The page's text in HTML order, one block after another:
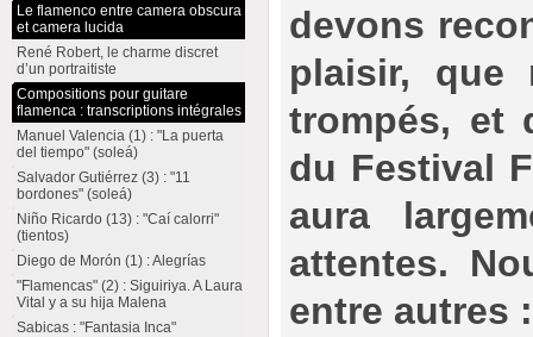
devons
plaisir, que
trompés, et
du Festival
aura
attentes.
entre autres :
Le flamenco entre camera obscura
et camera lucida
René Robert, le charme discret
d’un portraitiste
Compositions pour guitare
flamenca : transcriptions intégrales
Manuel Valencia (1) : "La puerta
del tiempo" (soleá)
Salvador Gutiérrez (3) : "11
bordones" (soleá)
Niño Ricardo (13) : "Caí calorri"
(tientos)
Diego de Morón (1) : Alegrías
"Flamencas" (2) : Siguiriya. A Laura
Vital y a su hija Malena
Sabicas : "Fantasia Inca"